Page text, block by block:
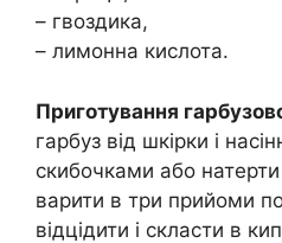
– гвоздика,
– лимонна кислота.
Приготування
гарбуз від шкірки і
скибочками або натерти
варити в три прийоми
відцідити і скласти в